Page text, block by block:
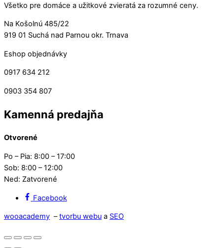
Všetko pre domáce a užitkové zvieratá za rozumné ceny.
Na Košolnú 485/22
919 01 Suchá nad Parnou okr. Trnava
Eshop objednávky
0917 634 212
0903 354 807
Kamenná predajňa
Otvorené
Po – Pia: 8:00 – 17:00
Sob: 8:00 – 12:00
Ned: Zatvorené
Facebook
wooacademy –tvorbu webu a SEO